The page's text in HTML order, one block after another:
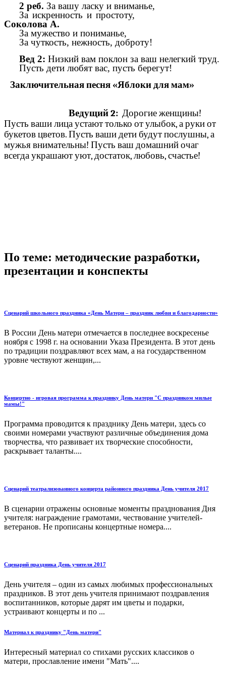
2 реб. За вашу ласку и вниманье,
За искренность и простоту,
Соколова А.
За мужество и пониманье,
За чуткость, нежность, доброту!
Вед 2: Низкий вам поклон за ваш нелегкий труд.
Пусть дети любят вас, пусть берегут!
Заключительная песня «Яблоки для мам»
Ведущий 2: Дорогие женщины!
Пусть ваши лица устают только от улыбок, а руки от
букетов цветов. Пусть ваши дети будут послушны, а
мужья внимательны! Пусть ваш домашний очаг
всегда украшают уют, достаток, любовь, счастье!
По теме: методические разработки,
презентации и конспекты
Сценарий школьного праздника «День Матери – праздник любви и благодарности»
В России День матери отмечается в последнее воскресенье
ноября с 1998 г. на основании Указа Президента. В этот день
по традиции поздравляют всех мам, а на государственном
уровне чествуют женщин,...
Концертно - игровая программа к празднику День матери "С праздником милые
мамы!"
Программа проводится к празднику День матери, здесь со
своими номерами участвуют различные объединения дома
творчества, что развивает их творческие способности,
раскрывает таланты....
Сценарий театрализованного концерта районного праздника День учителя 2017
В сценарии отражены основные моменты празднования Дня
учителя: награждение грамотами, чествование учителей-
ветеранов. Не прописаны концертные номера....
Сценарий праздника День учителя 2017
День учителя – один из самых любимых профессиональных
праздников. В этот день учителя принимают поздравления
воспитанников, которые дарят им цветы и подарки,
устраивают концерты и по ...
Материал к празднику "День матери"
Интересный материал со стихами русских классиков о
матери, прославление имени "Мать"....